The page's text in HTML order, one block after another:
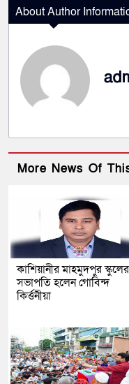
About Author
More News Of
কাশিয়ানীর মাহমুদপুর স্কুলের
সভাপতি হলেন গোবিন্দ
কির্ত্তনীয়া